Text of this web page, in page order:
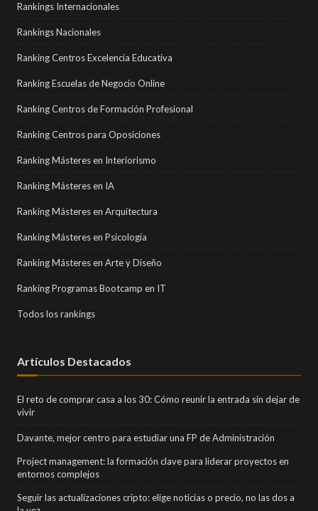
Rankings Internacionales
Rankings Nacionales
Ranking Centros Excelencia Educativa
Ranking Escuelas de Negocio Online
Ranking Centros de Formación Profesional
Ranking Centros para Oposiciones
Ranking Másteres en Interiorismo
Ranking Másteres en IA
Ranking Másteres en Arquitectura
Ranking Másteres en Psicología
Ranking Másteres en Arte y Diseño
Ranking Programas Bootcamp en IT
Todos los rankings
Artículos Destacados
El reto de comprar casa a los 30: Cómo reunir la entrada sin dejar de
vivir
Davante, mejor centro para estudiar una FP de Administración
Project management: la formación clave para liderar proyectos en
entornos complejos
Seguir las actualizaciones cripto: elige noticias o precio, no las dos a